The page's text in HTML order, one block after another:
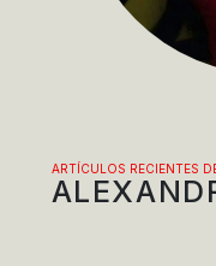
ARTÍCULOS RECIENTES